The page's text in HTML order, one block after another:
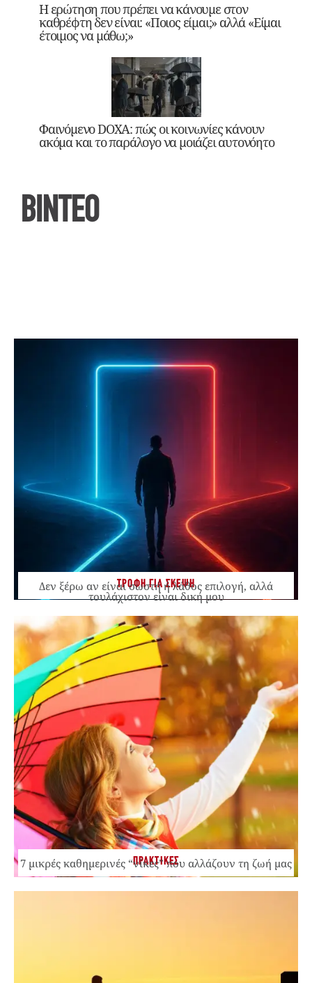
Η ερώτηση που πρέπει να κάνουμε στον
καθρέφτη δεν είναι: «Ποιος είμαι;» αλλά «Είμαι
έτοιμος να μάθω;»
Φαινόμενο DOXA: πώς οι κοινωνίες κάνουν
ακόμα και το παράλογο να μοιάζει αυτονόητο
ΒΙΝΤΕΟ
ΤΡΟΦΗ ΓΙΑ ΣΚΕΨΗ
Δεν ξέρω αν είναι σωστή ή λάθος επιλογή, αλλά
τουλάχιστον είναι δική μου
ΠΡΑΚΤΙΚΕΣ
7 μικρές καθημερινές “νίκες” που αλλάζουν τη ζωή μας